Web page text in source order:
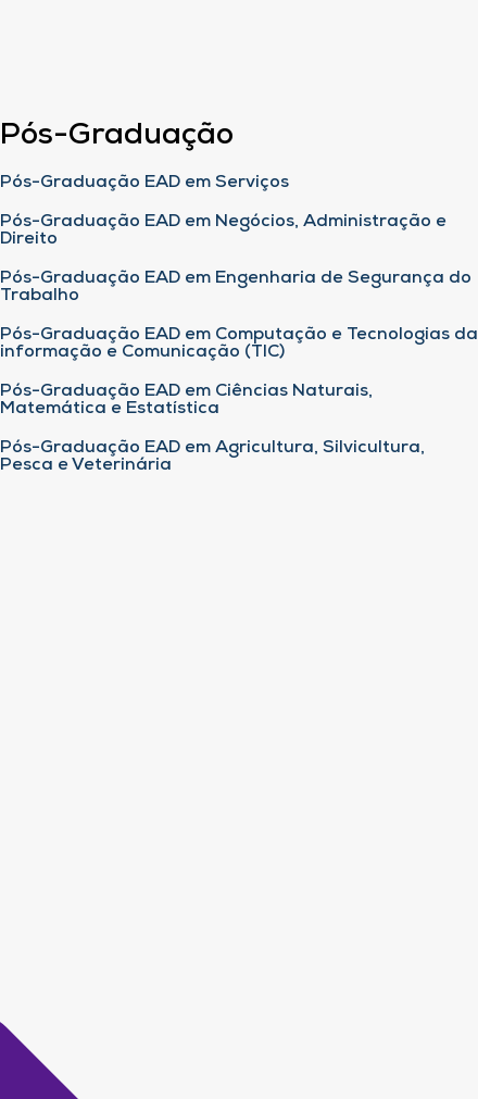
Pós-Graduação
Pós-Graduação EAD em Serviços
Pós-Graduação EAD em Negócios, Administração e
Direito
Pós-Graduação EAD em Engenharia de Segurança do
Trabalho
Pós-Graduação EAD em Computação e Tecnologias da
informação e Comunicação (TIC)
Pós-Graduação EAD em Ciências Naturais,
Matemática e Estatística
Pós-Graduação EAD em Agricultura, Silvicultura,
Pesca e Veterinária